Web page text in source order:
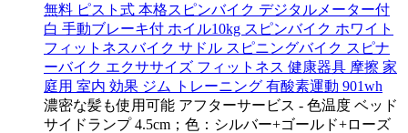
無料 ピスト式 本格スピンバイク デジタルメーター付
白 手動ブレーキ付 ホイル10kg スピンバイク ホワイト
フィットネスバイク サドル スピニングバイク スピナ
ーバイク エクササイズ フィットネス 健康器具 摩擦 家
庭用 室内 効果 ジム トレーニング 有酸素運動 901wh
濃密な髪も使用可能 アフターサービス - 色温度 ベッド
サイドランプ 4.5cm；色：シルバー+ゴールド+ローズ